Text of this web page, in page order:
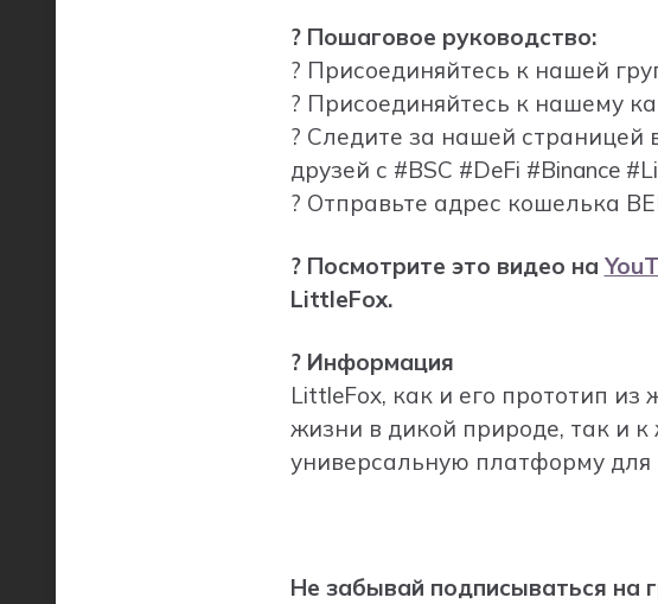
? Пошаговое руководство:
? Присоединяйтесь к нашей
? Присоединяйтесь к нашему
? Следите за нашей страницей
друзей с #BSC #DeFi #Binance
? Отправьте адрес кошелька
? Посмотрите это видео на
LittleFox.
? Информация
LittleFox, как и его прототип
жизни в дикой природе, так и
универсальную платформу
Не забывай подписываться на